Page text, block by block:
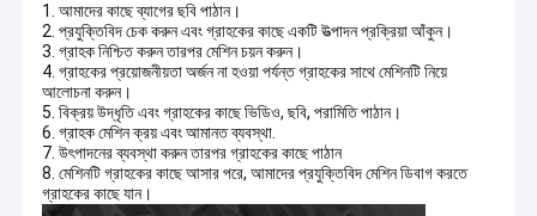
1. আমাদের কাছে ব্যাগের ছবি পাঠান।
2. প্রযুক্তিবিদ চেক করুন এবং গ্রাহকের কাছে একটি উত্পাদন প্রক্রিয়া আঁকুন।
3. গ্রাহক নিশ্চিত করুন তারপর মেশিন চয়ন করুন।
4. গ্রাহকের প্রয়োজনীয়তা অর্জন না হওয়া পর্যন্ত গ্রাহকের সাথে মেশিনটি নিয়ে
আলোচনা করুন।
5. বিক্রয় উদ্ধৃতি এবং গ্রাহকের কাছে ভিডিও, ছবি, পরামিতি পাঠান।
6. গ্রাহক মেশিন ক্রয় এবং আমানত ব্যবস্থা.
7. উৎপাদনের ব্যবস্থা করুন তারপর গ্রাহকের কাছে পাঠান
8. মেশিনটি গ্রাহকের কাছে আসার পরে, আমাদের প্রযুক্তিবিদ মেশিন ডিবাগ করতে
গ্রাহকের কাছে যান।